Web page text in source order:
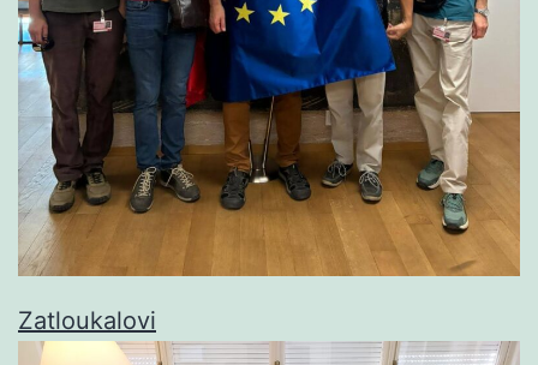
Zatloukalovi